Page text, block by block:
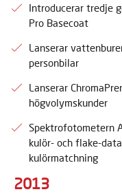
Introducerar tredje
Pro Basecoat
Lanserar
personbilar
Lanserar
högvolymskunder
Spektrofotometern
kulör- och flake-
kulörmatchning
2013